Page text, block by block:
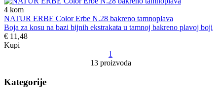
4 kom
NATUR ERBE Color Erbe N.28 bakreno tamnoplava
Boja za kosu na bazi bijnih ekstrakata u tamnoj bakreno plavoj boji
€ 11,48
Kupi
1
13 proizvoda
Kategorije